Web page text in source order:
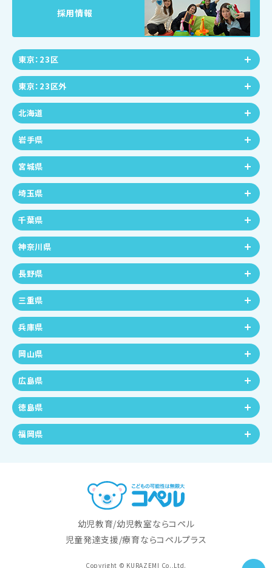
採用情報
東京：23区
東京：23区外
北海道
岩手県
宮城県
埼玉県
千葉県
神奈川県
長野県
三重県
兵庫県
岡山県
広島県
徳島県
福岡県
幼児教育/幼児教室ならコペル
児童発達支援/療育ならコペルプラス
Copyright © KURAZEMI Co.,Ltd.